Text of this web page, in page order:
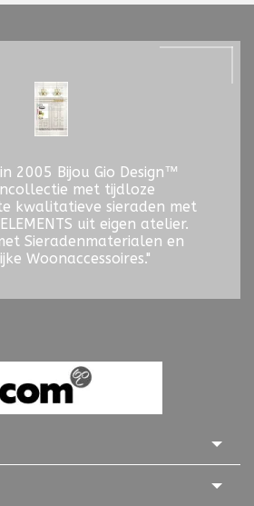
2005 Bijou Gio Design™
met tijdloze
kwalitatieve sieraden met
ELEMENTS uit eigen atelier.
Sieradenmaterialen en
Woonaccessoires."